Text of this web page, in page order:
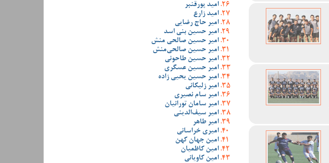
امید پورقنبر
امید زارع
امیر حاج رضایی
امیر حسین بنی اسد
امیر حسین صالحی منش
امیر حسین صالحی‌منش
امیر حسین طاحونی
امیر حسین عسگری
امیر حسین یحیی زاده
امیر زلیکانی
امیر سام نصیری
امیر سامان تورانیان
امیر سیف‌الدینی
امیر طاهر
امیری خراسانی
امین جهان کهن
امین کاظمیان
امین کاویانی